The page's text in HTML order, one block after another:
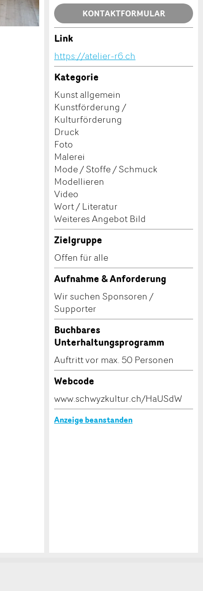
KONTAKTFORMULAR
Link
https://atelier-r6.ch
Kategorie
Kunst allgemein
Kunstförderung /
Kulturförderung
Druck
Foto
Malerei
Mode / Stoffe / Schmuck
Modellieren
Video
Wort / Literatur
Weiteres Angebot Bild
Zielgruppe
Offen für alle
Aufnahme & Anforderung
Wir suchen Sponsoren /
Supporter
Buchbares
Unterhaltungsprogramm
Auftritt vor max. 50 Personen
Webcode
www.schwyzkultur.ch/HaUSdW
Anzeige beanstanden